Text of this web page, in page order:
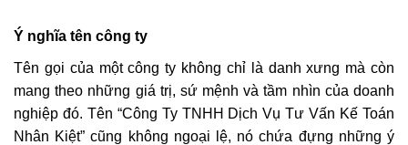
Ý nghĩa tên công ty
Tên gọi của một công ty không chỉ là danh xưng mà còn
mang theo những giá trị, sứ mệnh và tầm nhìn của doanh
nghiệp đó. Tên “Công Ty TNHH Dịch Vụ Tư Vấn Kế Toán
Nhân Kiệt” cũng không ngoại lệ, nó chứa đựng những ý